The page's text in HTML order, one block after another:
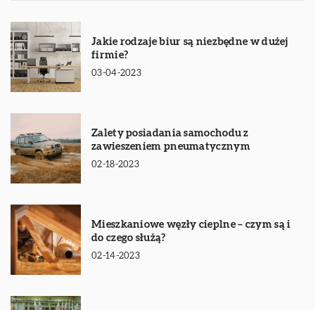
Jakie rodzaje biur są niezbędne w dużej
firmie?
03-04-2023
Zalety posiadania samochodu z
zawieszeniem pneumatycznym
02-18-2023
Mieszkaniowe węzły cieplne – czym są i
do czego służą?
02-14-2023